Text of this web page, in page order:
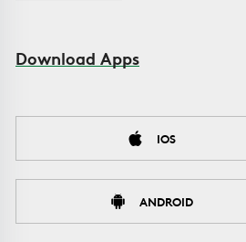
Download Apps
IOS
ANDROID